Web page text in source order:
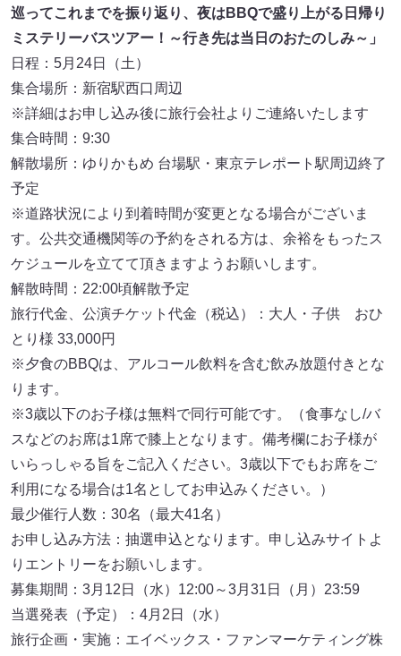
巡ってこれまでを振り返り、夜はBBQで盛り上がる日帰り
ミステリーバスツアー！～行き先は当日のおたのしみ～」
日程：5月24日（土）
集合場所：新宿駅西口周辺
※詳細はお申し込み後に旅行会社よりご連絡いたします
集合時間：9:30
解散場所：ゆりかもめ 台場駅・東京テレポート駅周辺終了
予定
※道路状況により到着時間が変更となる場合がございま
す。公共交通機関等の予約をされる方は、余裕をもったス
ケジュールを立てて頂きますようお願いします。
解散時間：22:00頃解散予定
旅行代金、公演チケット代金（税込）：大人・子供 おひ
とり様 33,000円
※夕食のBBQは、アルコール飲料を含む飲み放題付きとな
ります。
※3歳以下のお子様は無料で同行可能です。（食事なし/バ
スなどのお席は1席で膝上となります。備考欄にお子様が
いらっしゃる旨をご記入ください。3歳以下でもお席をご
利用になる場合は1名としてお申込みください。）
最少催行人数：30名（最大41名）
お申し込み方法：抽選申込となります。申し込みサイトよ
りエントリーをお願いします。
募集期間：3月12日（水）12:00～3月31日（月）23:59
当選発表（予定）：4月2日（水）
旅行企画・実施：エイベックス・ファンマーケティング株